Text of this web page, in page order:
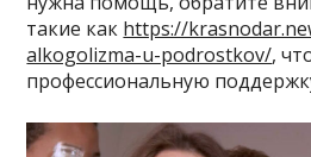
такие как https://
alkogolizma-u-podrostkov/,
профессиональную